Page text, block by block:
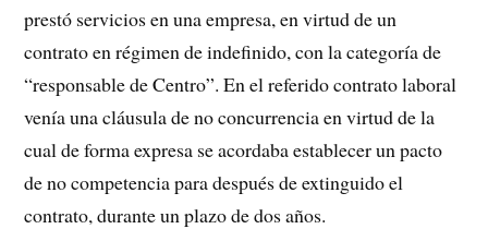
prestó servicios en una empresa, en virtud de un
contrato en régimen de indefinido, con la categoría de
“responsable de Centro”. En el referido contrato laboral
venía una cláusula de no concurrencia en virtud de la
cual de forma expresa se acordaba establecer un pacto
de no competencia para después de extinguido el
contrato, durante un plazo de dos años.